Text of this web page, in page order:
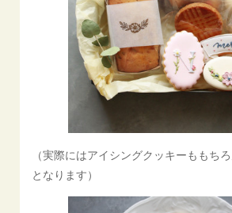
（実際にはアイシングクッキーももち
となります）